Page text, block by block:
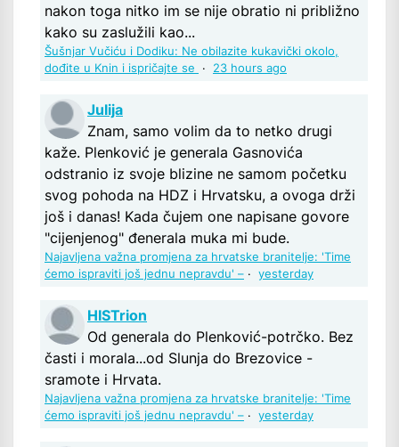
nakon toga nitko im se nije obratio ni približno
kako su zaslužili kao...
Šušnjar Vučiću i Dodiku: Ne obilazite kukavički okolo,
dođite u Knin i ispričajte se
· 23 hours ago
Julija
Znam, samo volim da to netko drugi
kaže. Plenković je generala Gasnovića
odstranio iz svoje blizine ne samom početku
svog pohoda na HDZ i Hrvatsku, a ovoga drži
još i danas! Kada čujem one napisane govore
"cijenjenog" đenerala muka mi bude.
Najavljena važna promjena za hrvatske branitelje: 'Time
ćemo ispraviti još jednu nepravdu' – · yesterday
HISTrion
Od generala do Plenković-potrčko. Bez
časti i morala...od Slunja do Brezovice -
sramote i Hrvata.
Najavljena važna promjena za hrvatske branitelje: 'Time
ćemo ispraviti još jednu nepravdu' – · yesterday